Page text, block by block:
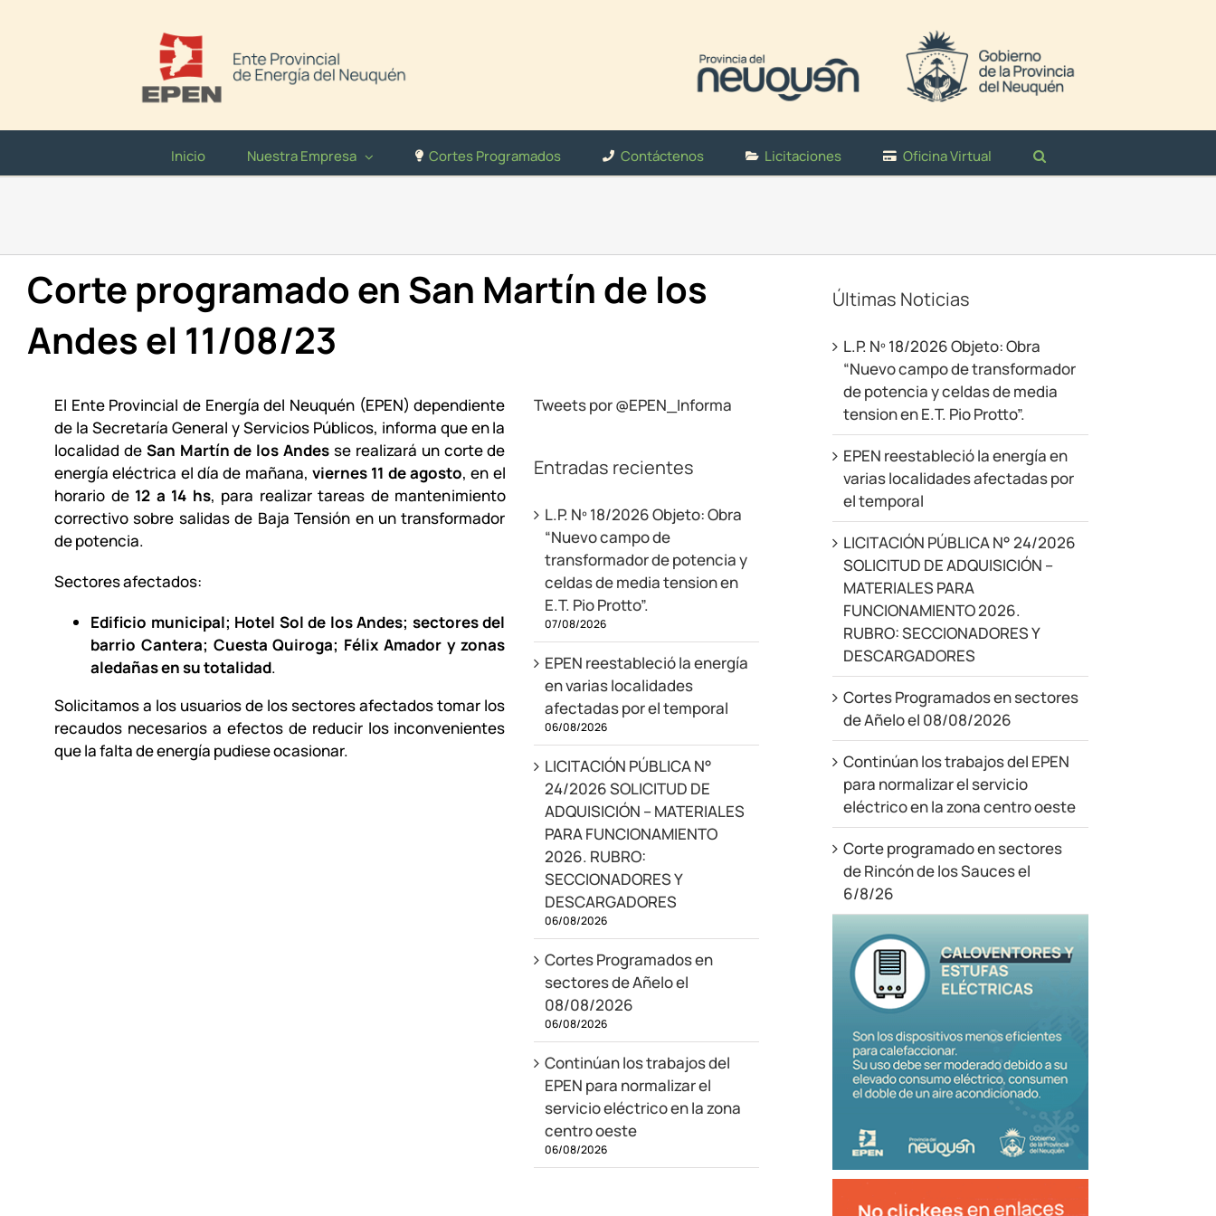
Inicio Nuestra Empresa Cortes Programados Contáctenos Licitaciones Oficina Virtual
Corte programado en San Martín de los
Andes el 11/08/23
El Ente Provincial de Energía del Neuquén (EPEN) dependiente
de la Secretaría General y Servicios Públicos, informa que en la
localidad de San Martín de los Andes se realizará un corte de
energía eléctrica el día de mañana, viernes 11 de agosto, en el
horario de 12 a 14 hs, para realizar tareas de mantenimiento
correctivo sobre salidas de Baja Tensión en un transformador
de potencia.
Sectores afectados:
Edificio municipal; Hotel Sol de los Andes; sectores del
barrio Cantera; Cuesta Quiroga; Félix Amador y zonas
aledañas en su totalidad.
Solicitamos a los usuarios de los sectores afectados tomar los
recaudos necesarios a efectos de reducir los inconvenientes
que la falta de energía pudiese ocasionar.
Tweets por @EPEN_Informa
Entradas recientes
L.P. Nº 18/2026 Objeto: Obra
“Nuevo campo de
transformador de potencia y
celdas de media tension en
E.T. Pio Protto”.
07/08/2026
EPEN reestableció la energía
en varias localidades
afectadas por el temporal
06/08/2026
LICITACIÓN PÚBLICA N°
24/2026 SOLICITUD DE
ADQUISICIÓN – MATERIALES
PARA FUNCIONAMIENTO
2026. RUBRO:
SECCIONADORES Y
DESCARGADORES
06/08/2026
Cortes Programados en
sectores de Añelo el
08/08/2026
06/08/2026
Continúan los trabajos del
EPEN para normalizar el
servicio eléctrico en la zona
centro oeste
06/08/2026
Últimas Noticias
L.P. Nº 18/2026 Objeto: Obra
“Nuevo campo de transformador
de potencia y celdas de media
tension en E.T. Pio Protto”.
EPEN reestableció la energía en
varias localidades afectadas por
el temporal
LICITACIÓN PÚBLICA N° 24/2026
SOLICITUD DE ADQUISICIÓN –
MATERIALES PARA
FUNCIONAMIENTO 2026.
RUBRO: SECCIONADORES Y
DESCARGADORES
Cortes Programados en sectores
de Añelo el 08/08/2026
Continúan los trabajos del EPEN
para normalizar el servicio
eléctrico en la zona centro oeste
Corte programado en sectores
de Rincón de los Sauces el
6/8/26